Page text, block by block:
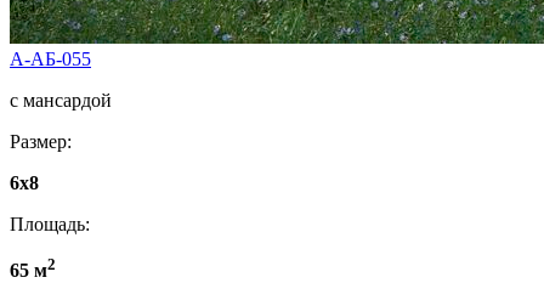
А-АБ-055
с мансардой
Размер:
6x8
Площадь:
65 м2